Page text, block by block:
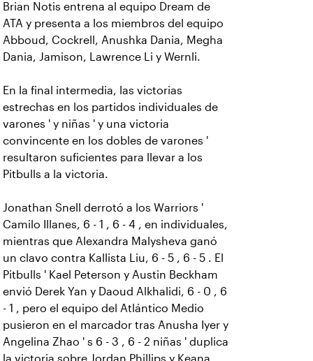
Brian Notis entrena al equipo Dream de
ATA y presenta a los miembros del equipo
Abboud, Cockrell, Anushka Dania, Megha
Dania, Jamison, Lawrence Li y Wernli.
En la final intermedia, las victorias
estrechas en los partidos individuales de
varones ' y niñas ' y una victoria
convincente en los dobles de varones '
resultaron suficientes para llevar a los
Pitbulls a la victoria.
Jonathan Snell derrotó a los Warriors '
Camilo Illanes, 6 - 1 , 6 - 4 , en individuales,
mientras que Alexandra Malysheva ganó
un clavo contra Kallista Liu, 6 - 5 , 6 - 5 . El
Pitbulls ' Kael Peterson y Austin Beckham
envió Derek Yan y Daoud Alkhalidi, 6 - 0 , 6
- 1 , pero el equipo del Atlántico Medio
pusieron en el marcador tras Anusha Iyer y
Angelina Zhao ' s 6 - 3 , 6 - 2 niñas ' duplica
la victoria sobre Jordan Phillips y Keana